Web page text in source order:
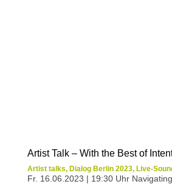
Artist Talk – With the Best of
Artist talks, Dialog Berlin 2023, Live-
Fr. 16.06.2023 | 19:30 Uhr